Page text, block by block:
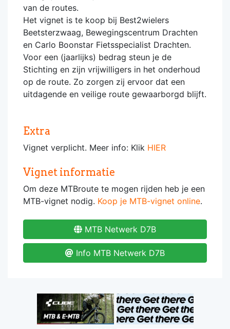
van de routes.
Het vignet is te koop bij Best2wielers
Beetsterzwaag, Bewegingscentrum Drachten
en Carlo Boonstar Fietsspecialist Drachten.
Voor een (jaarlijks) bedrag steun je de
Stichting en zijn vrijwilligers in het onderhoud
op de route. Zo zorgen zij ervoor dat een
uitdagende en veilige route gewaarborgd blijft.
Extra
Vignet verplicht. Meer info: Klik HIER
Vignet informatie
Om deze MTBroute te mogen rijden heb je een
MTB-vignet nodig. Koop je MTB-vignet online.
MTB Netwerk D7B
Info MTB Netwerk D7B